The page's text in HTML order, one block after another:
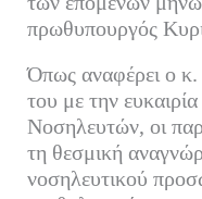
πρωθυπουργός
Όπως αναφέρει ο
του με την
Νοσηλευτών, οι
τη θεσμική
νοσηλευτικού